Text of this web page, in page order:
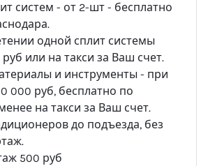
систем - от 2-шт - бесплатно
одной сплит системы
или на такси за Ваш счет.
и инструменты - при
000 руб, бесплатно по
на такси за Ваш счет.
до подъезда, без
500 руб